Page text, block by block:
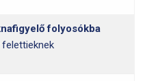
folyosókba
felettieknek